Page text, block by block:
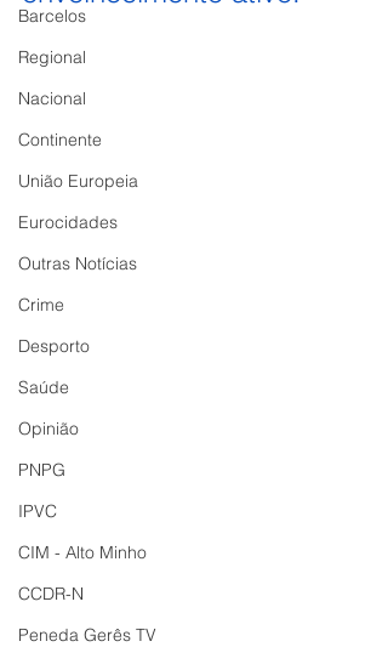
Barcelos
Regional
Nacional
Continente
União Europeia
Eurocidades
Outras Notícias
Crime
Desporto
Saúde
Opinião
PNPG
IPVC
CIM - Alto Minho
CCDR-N
Peneda Gerês TV